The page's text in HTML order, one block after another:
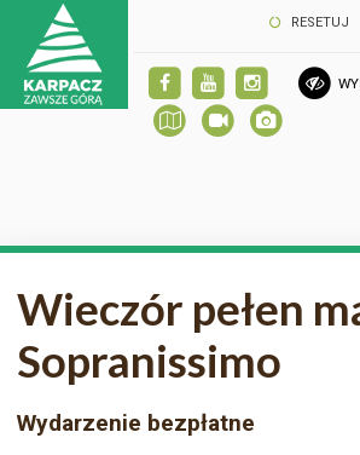
RESETUJ
Wieczór pełen
Sopranissimo
Wydarzenie bezpłatne